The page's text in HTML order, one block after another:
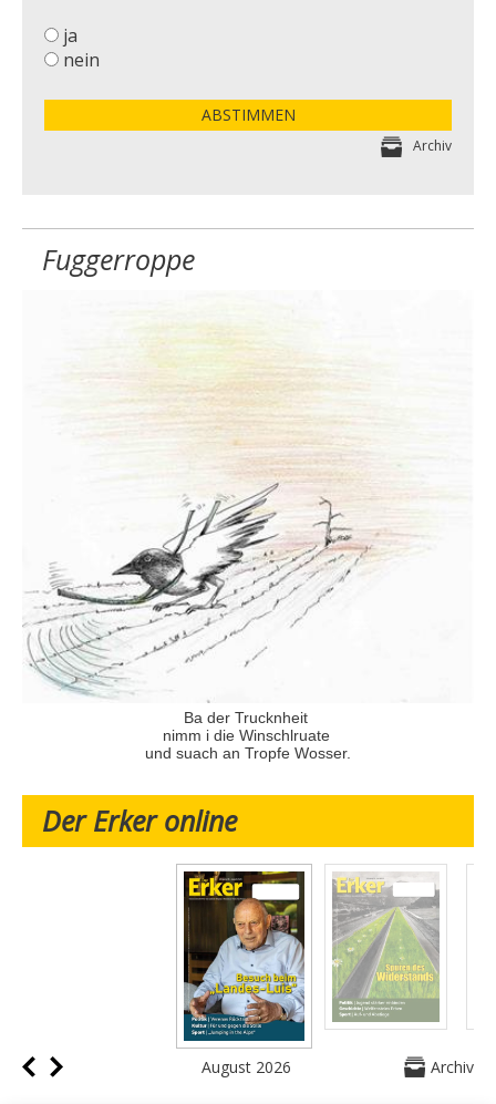
ja
nein
ABSTIMMEN
Archiv
Fuggerroppe
Ba der Trucknheit
nimm i die Winschlruate
und suach an Tropfe Wosser.
Der Erker online
August 2026 Archiv